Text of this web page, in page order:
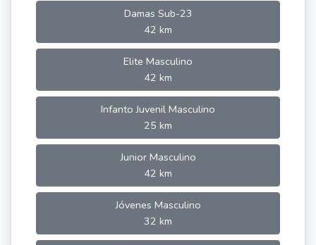
Damas Sub-23
42 km
Elite Masculino
42 km
Infanto Juvenil Masculino
25 km
Junior Masculino
42 km
Jóvenes Masculino
32 km